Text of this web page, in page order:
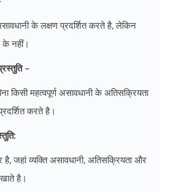
के लक्षण प्रदर्शित करते है, लेकिन
नहीं।
–
किसी महत्वपूर्ण असावधानी के अतिसक्रियता
करते है।
जहां व्यक्ति असावधानी, अतिसक्रियता और
है।